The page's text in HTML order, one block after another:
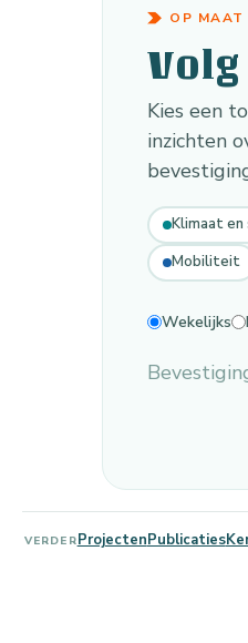
OP MAAT
Volg
Kies een
inzichten
Klimaat
Mobiliteit
Wekelijks
VERDERProjectenPublicaties